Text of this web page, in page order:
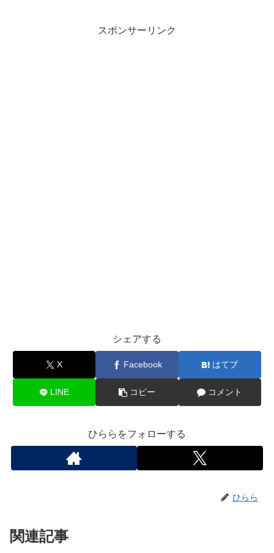
スポンサーリンク
シェアする
X Facebook はてブ
LINE コピー コメント
ひららをフォローする
ひらら
関連記事